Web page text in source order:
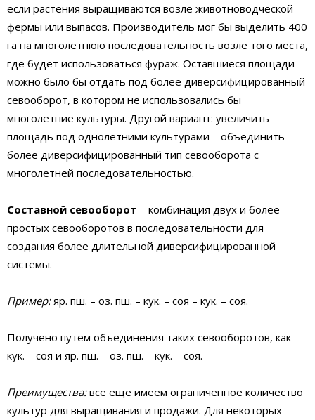
если растения выращиваются возле животноводческой
фермы или выпасов. Производитель мог бы выделить 400
га на многолетнюю последовательность возле того места,
где будет использоваться фураж. Оставшиеся площади
можно было бы отдать под более диверсифицированный
севооборот, в котором не использовались бы
многолетние культуры. Другой вариант: увеличить
площадь под однолетними культурами – объединить
более диверсифицированный тип севооборота с
многолетней последовательностью.
Составной севооборот – комбинация двух и более
простых севооборотов в последовательности для
создания более длительной диверсифицированной
системы.
Пример:яр. пш. – оз. пш. – кук. – соя – кук. – соя.
Получено путем объединения таких севооборотов, как
кук. – соя и яр. пш. – оз. пш. – кук. – соя.
Преимущества:все еще имеем ограниченное количество
культур для выращивания и продажи. Для некоторых